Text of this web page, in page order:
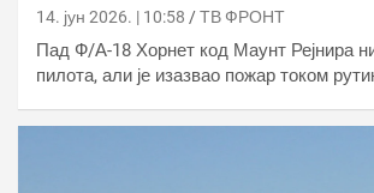
14. јун 2026. | 10:58 ТВ ФРОНТ
Пад Ф/А-18 Хорнет код Маунт Рејнира
пилота, али је изазвао пожар током